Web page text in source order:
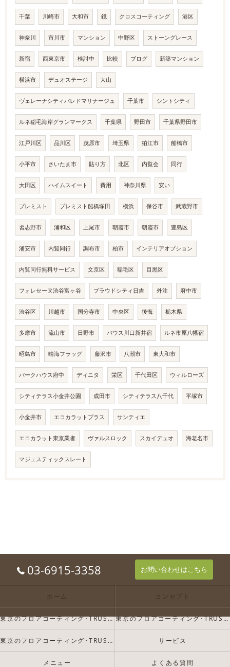
千葉 川崎市 大和市 鏡 クロスコーティング 港区
神奈川 市川市 マンション 中野区 ストーングレース
新宿 西東京市 検討中 比較 ブログ 新築マンション
横浜市 デュオステージ 大山
ヴェレーナシティパレドマリナージュ 千葉市 シントシティ
ルネ稲毛海岸グランマークス 千葉県 野田市 千葉県野田市
江戸川区 品川区 茂原市 埼玉県 狛江市 船橋市
小平市 さいたま市 貼り方 北区 内覧会 同行
大田区 ハイムスイート 費用 神奈川県 安い
プレミスト プレミスト船橋塚田 横浜 保谷市 武蔵野市
習志野市 浦和区 上尾市 朝霞市 朝霞市 豊島区
浦安市 内覧同行 調布市 柏市 インテリアオプション
内覧同行無料サービス 文京区 稲毛区 目黒区
フォレセーヌ渋谷富ヶ谷 プラウドシティ日吉 外注 府中市
渋谷区 川越市 国分寺市 中央区 後悔 栃木県
多摩市 流山市 日野市 バウス川口新井宿 ルネ市原八幡宿
昭島市 晴海フラッグ 藤沢市 八潮市 東大和市
パークハウス府中 ディニタ 栄区 千代田区 ウィルローズ
シティテラス小金井公園 成田市 シティテラス八千代 平塚市
小金井市 エコカラットプラス サンティエ
エコカラット東京業者 ヴァルスロック スカイデュオ 海老名市
マジェスティックスレート
03-6915-3358 お問い合わせはこちら
ホーム コンセプト
東京のフロアコーティング･TRUST-Dの口コミ情報 東京のフロアコーティング･TRUST-Dの評判
東京のフロアコーティング･TRUST-Dのお客様の声 サービス
メニュー よくある質問